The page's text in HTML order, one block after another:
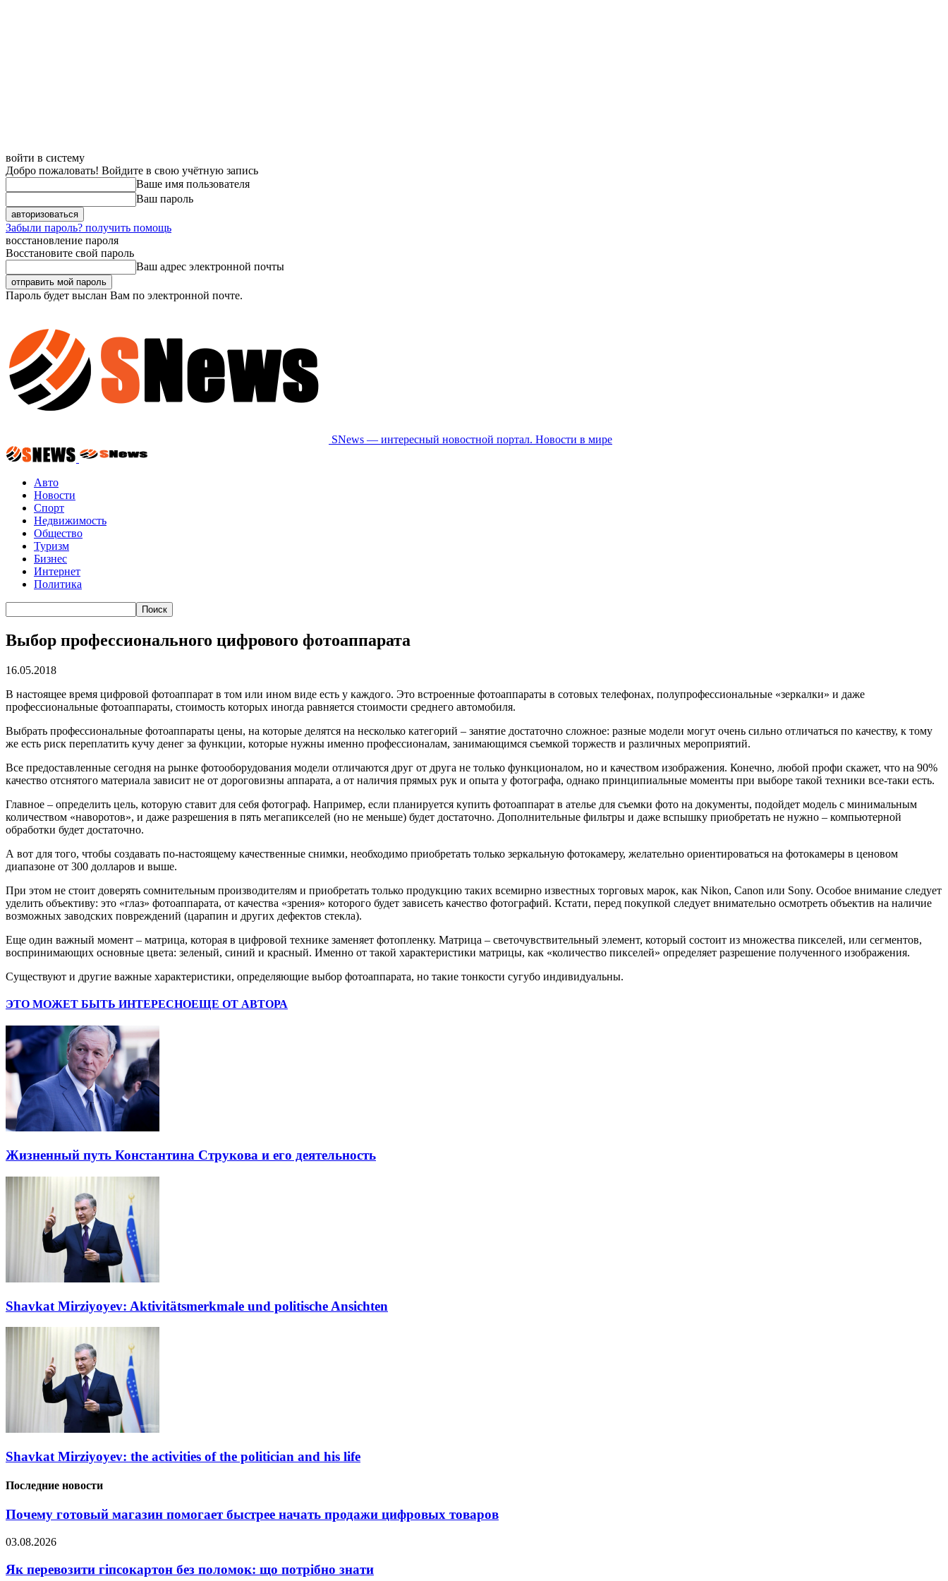
войти в систему
Добро пожаловать! Войдите в свою учётную запись
Ваше имя пользователя
Ваш пароль
Забыли пароль? получить помощь
восстановление пароля
Восстановите свой пароль
Ваш адрес электронной почты
Пароль будет выслан Вам по электронной почте.
SNews — интересный новостной портал. Новости в мире
Авто
Новости
Спорт
Недвижимость
Общество
Туризм
Бизнес
Интернет
Политика
Выбор профессионального цифрового фотоаппарата
16.05.2018
В настоящее время цифровой фотоаппарат в том или ином виде есть у каждого. Это встроенные фотоаппараты в сотовых телефонах, полупрофессиональные «зеркалки» и даже
профессиональные фотоаппараты, стоимость которых иногда равняется стоимости среднего автомобиля.
Выбрать профессиональные фотоаппараты цены, на которые делятся на несколько категорий – занятие достаточно сложное: разные модели могут очень сильно отличаться по качеству, к тому
же есть риск переплатить кучу денег за функции, которые нужны именно профессионалам, занимающимся съемкой торжеств и различных мероприятий.
Все предоставленные сегодня на рынке фотооборудования модели отличаются друг от друга не только функционалом, но и качеством изображения. Конечно, любой профи скажет, что на 90%
качество отснятого материала зависит не от дороговизны аппарата, а от наличия прямых рук и опыта у фотографа, однако принципиальные моменты при выборе такой техники все-таки есть.
Главное – определить цель, которую ставит для себя фотограф. Например, если планируется купить фотоаппарат в ателье для съемки фото на документы, подойдет модель с минимальным
количеством «наворотов», и даже разрешения в пять мегапикселей (но не меньше) будет достаточно. Дополнительные фильтры и даже вспышку приобретать не нужно – компьютерной
обработки будет достаточно.
А вот для того, чтобы создавать по-настоящему качественные снимки, необходимо приобретать только зеркальную фотокамеру, желательно ориентироваться на фотокамеры в ценовом
диапазоне от 300 долларов и выше.
При этом не стоит доверять сомнительным производителям и приобретать только продукцию таких всемирно известных торговых марок, как Nikon, Canon или Sony. Особое внимание следует
уделить объективу: это «глаз» фотоаппарата, от качества «зрения» которого будет зависеть качество фотографий. Кстати, перед покупкой следует внимательно осмотреть объектив на наличие
возможных заводских повреждений (царапин и других дефектов стекла).
Еще один важный момент – матрица, которая в цифровой технике заменяет фотопленку. Матрица – светочувствительный элемент, который состоит из множества пикселей, или сегментов,
воспринимающих основные цвета: зеленый, синий и красный. Именно от такой характеристики матрицы, как «количество пикселей» определяет разрешение полученного изображения.
Существуют и другие важные характеристики, определяющие выбор фотоаппарата, но такие тонкости сугубо индивидуальны.
ЭТО МОЖЕТ БЫТЬ ИНТЕРЕСНОЕЩЕ ОТ АВТОРА
Жизненный путь Константина Струкова и его деятельность
Shavkat Mirziyoyev: Aktivitätsmerkmale und politische Ansichten
Shavkat Mirziyoyev: the activities of the politician and his life
Последние новости
Почему готовый магазин помогает быстрее начать продажи цифровых товаров
03.08.2026
Як перевозити гіпсокартон без поломок: що потрібно знати